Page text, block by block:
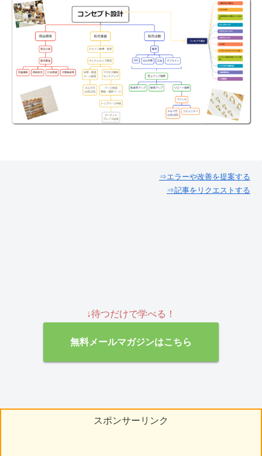
⇒エラーや改善を提案する
⇒記事をリクエストする
↓待つだけで学べる！
無料メールマガジンはこちら
スポンサーリンク